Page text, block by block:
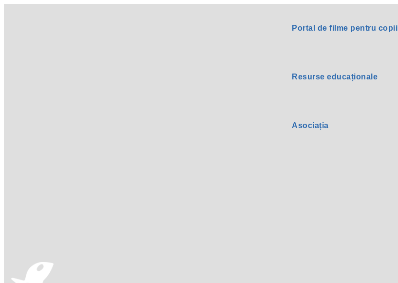
Portal de filme pentru copii
Resurse educaționale
Asociația